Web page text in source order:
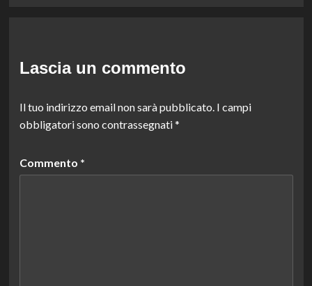
Lascia un commento
Il tuo indirizzo email non sarà pubblicato. I campi
obbligatori sono contrassegnati*
Commento *